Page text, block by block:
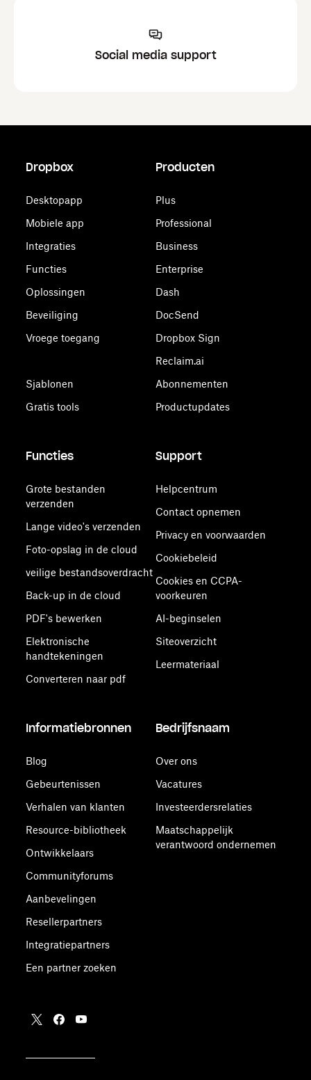
Social media support
Dropbox
Desktopapp
Mobiele app
Integraties
Functies
Oplossingen
Beveiliging
Vroege toegang
Sjablonen
Gratis tools
Producten
Plus
Professional
Business
Enterprise
Dash
DocSend
Dropbox Sign
Reclaim.ai
Abonnementen
Productupdates
Functies
Grote bestanden
verzenden
Lange video's verzenden
Foto-opslag in de cloud
veilige bestandsoverdracht
Back-up in de cloud
PDF's bewerken
Elektronische
handtekeningen
Converteren naar pdf
Support
Helpcentrum
Contact opnemen
Privacy en voorwaarden
Cookiebeleid
Cookies en CCPA-
voorkeuren
AI-beginselen
Siteoverzicht
Leermateriaal
Informatiebronnen
Blog
Gebeurtenissen
Verhalen van klanten
Resource-bibliotheek
Ontwikkelaars
Communityforums
Aanbevelingen
Resellerpartners
Integratiepartners
Een partner zoeken
Bedrijfsnaam
Over ons
Vacatures
Investeerdersrelaties
Maatschappelijk
verantwoord ondernemen